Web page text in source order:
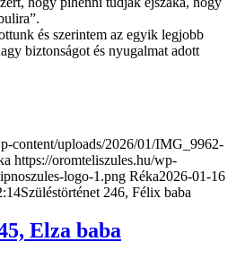
és szerintem az egyik legjobb
biztonságot és nyugalmat adott
content/uploads/2026/01/IMG_9962-
https://oromteliszules.hu/wp-
logo-1.png Réka2026-01-16
Szüléstörténet 246, Félix baba
Elza baba